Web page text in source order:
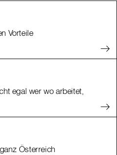
Vorteile
egal wer wo arbeitet,
Österreich